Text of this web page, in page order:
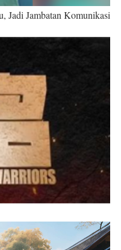
Jadi Jambatan Komunikasi